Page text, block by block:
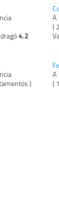
4.2
)
A
(
A
(